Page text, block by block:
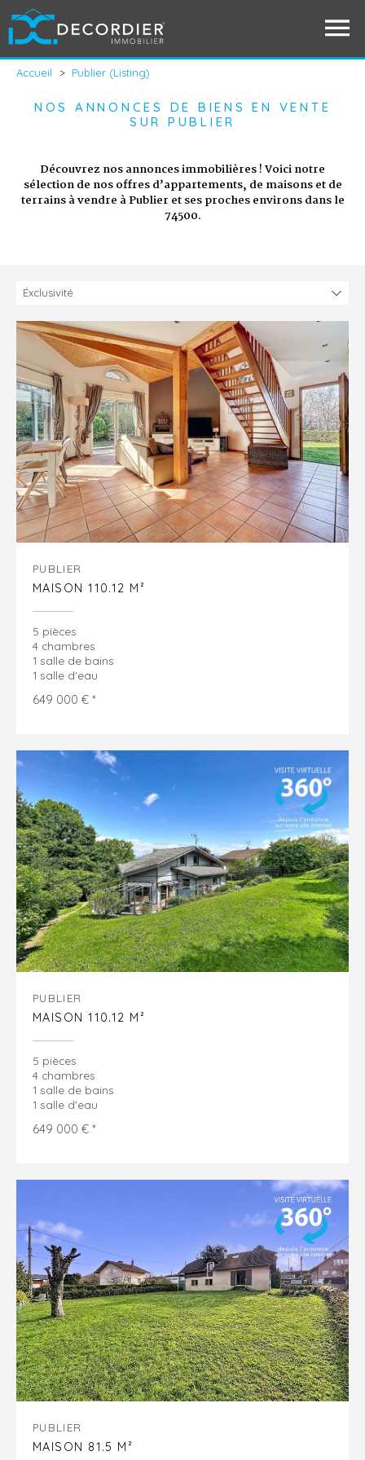
Accueil > Publier (Listing)
NOS ANNONCES DE BIENS EN VENTE
SUR PUBLIER
Découvrez nos annonces immobilières ! Voici notre
sélection de nos offres d’appartements, de maisons et de
terrains à vendre à Publier et ses proches environs dans le
74500.
PUBLIER
MAISON 110.12 M²
5 pièces
4 chambres
1 salle de bains
1 salle d'eau
649 000 € *
PUBLIER
MAISON 110.12 M²
5 pièces
4 chambres
1 salle de bains
1 salle d'eau
649 000 € *
PUBLIER
MAISON 81.5 M²